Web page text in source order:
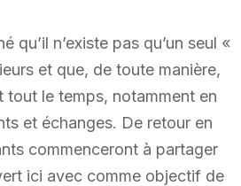
qu’il n’existe pas qu’un seul «
et que, de toute manière,
tout le temps, notamment en
et échanges. De retour en
commenceront à partager
ici avec comme objectif de